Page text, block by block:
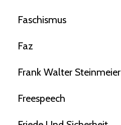
Faschismus
Faz
Frank Walter Steinmeier
Freespeech